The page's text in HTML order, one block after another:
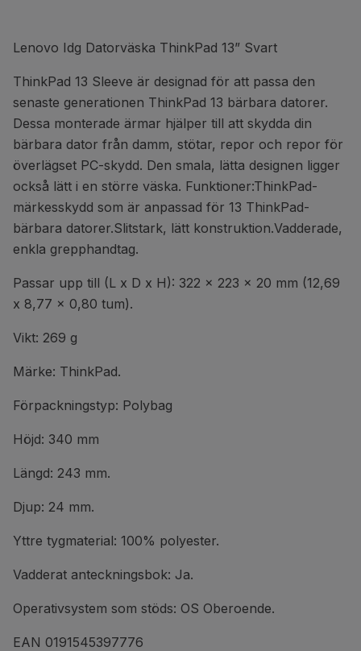
Lenovo Idg Datorväska ThinkPad 13” Svart
ThinkPad 13 Sleeve är designad för att passa den
senaste generationen ThinkPad 13 bärbara datorer.
Dessa monterade ärmar hjälper till att skydda din
bärbara dator från damm, stötar, repor och repor för
överlägset PC-skydd. Den smala, lätta designen ligger
också lätt i en större väska. Funktioner:ThinkPad-
märkesskydd som är anpassad för 13 ThinkPad-
bärbara datorer.Slitstark, lätt konstruktion.Vadderade,
enkla grepphandtag.
Passar upp till (L x D x H): 322 x 223 x 20 mm (12,69
x 8,77 x 0,80 tum).
Vikt: 269 g
Märke: ThinkPad.
Förpackningstyp: Polybag
Höjd: 340 mm
Längd: 243 mm.
Djup: 24 mm.
Yttre tygmaterial: 100% polyester.
Vadderat anteckningsbok: Ja.
Operativsystem som stöds: OS Oberoende.
EAN 0191545397776